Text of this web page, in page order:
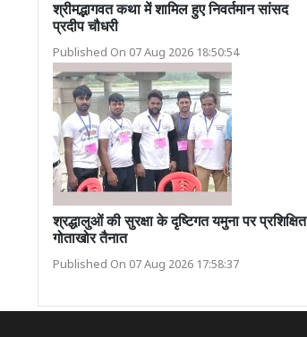
श्रीमद्भागवत कथा में शामिल हुए निवर्तमान सांसद
प्रदीप चौधरी
Published On 07 Aug 2026 18:50:54
श्रद्धालुओं की सुरक्षा के दृष्टिगत यमुना पर प्रशिक्षित
गोताखोर तैनात
Published On 07 Aug 2026 17:58:37